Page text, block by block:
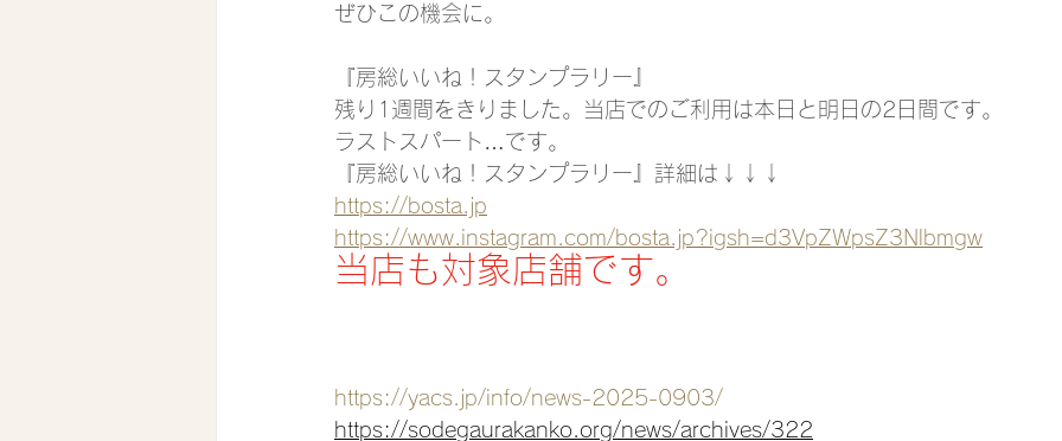
ぜひこの機会に。
『房総いいね！スタンプラリー』
残り1週間をきりました。当店でのご利用は本日と明日の2日間です。
ラストスパート…です。
『房総いいね！スタンプラリー』詳細は↓↓↓
https://bosta.jp
https://www.instagram.com/bosta.jp?igsh=d3VpZWpsZ3Nlbmgw
当店も対象店舗です。
https://yacs.jp/info/news-2025-0903/
https://sodegaurakanko.org/news/archives/322